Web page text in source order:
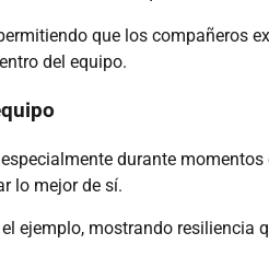
que los compañeros
del equipo.
durante
lo mejor de sí.
ejemplo, mostrando resiliencia